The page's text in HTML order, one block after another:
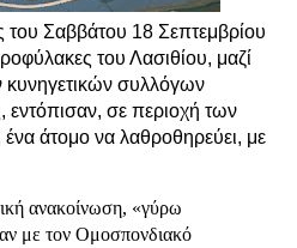
Σαββάτου 18 Σεπτεμβρίου
του Λασιθίου, μαζί
κυνηγετικών συλλόγων
εντόπισαν, σε περιοχή των
άτομο να λαθροθηρεύει, με
ανακοίνωση, «γύρω
με τον Ομοσπονδιακό